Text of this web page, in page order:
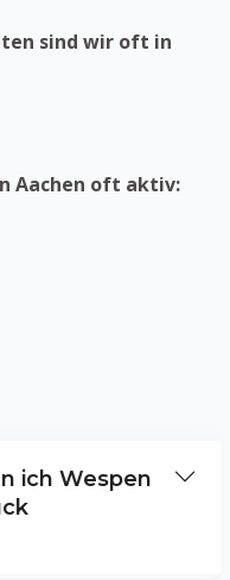
sind wir oft in
Aachen oft aktiv:
ich Wespen